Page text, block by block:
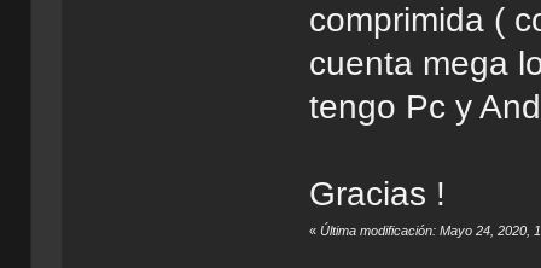
comprimida (
cuenta mega
tengo Pc y
Gracias !
«Última modificación: Mayo 24, 2020,